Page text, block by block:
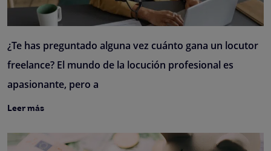
¿Te has preguntado alguna vez cuánto gana un locutor
freelance? El mundo de la locución profesional es
apasionante, pero a
Leer más